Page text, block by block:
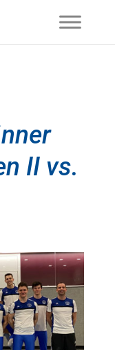
II vs.